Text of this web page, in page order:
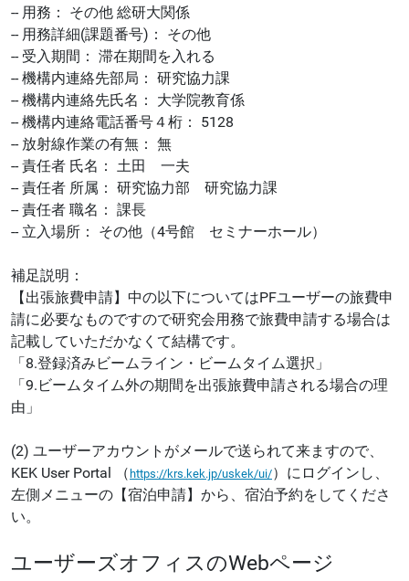
-- 用務： その他 総研大関係
-- 用務詳細(課題番号)： その他
-- 受入期間： 滞在期間を入れる
-- 機構内連絡先部局： 研究協力課
-- 機構内連絡先氏名： 大学院教育係
-- 機構内連絡電話番号４桁： 5128
-- 放射線作業の有無： 無
-- 責任者 氏名： 土田 一夫
-- 責任者 所属： 研究協力部 研究協力課
-- 責任者 職名： 課長
-- 立入場所： その他（4号館 セミナーホール）
補足説明：
【出張旅費申請】中の以下についてはPFユーザーの旅費申
請に必要なものですので研究会用務で旅費申請する場合は
記載していただかなくて結構です。
「8.登録済みビームライン・ビームタイム選択」
「9.ビームタイム外の期間を出張旅費申請される場合の理
由」
(2) ユーザーアカウントがメールで送られて来ますので、
KEK User Portal （https://krs.kek.jp/uskek/ui/） にログインし、
左側メニューの【宿泊申請】から、宿泊予約をしてくださ
い。
ユーザーズオフィスのWebページ